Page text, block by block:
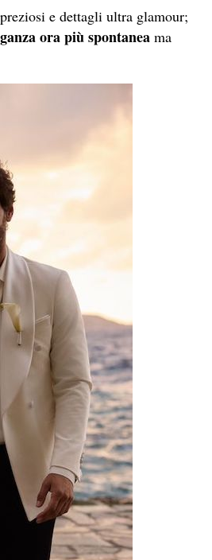
e dettagli ultra glamour;
ora più spontanea ma